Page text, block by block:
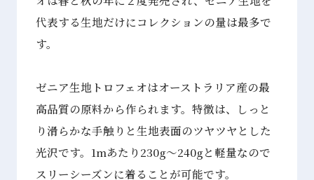
代表する生地だけにコレクションの量は最多で
す。
ゼニア⽣地トロフェオはオーストラリア産の最
高品質の原料から作られます。特徴は、しっと
り滑らかな手触りと生地表面のツヤツヤとした
光沢です。1mあたり230g～240gと軽量なので
スリーシーズンに着ることが可能です。